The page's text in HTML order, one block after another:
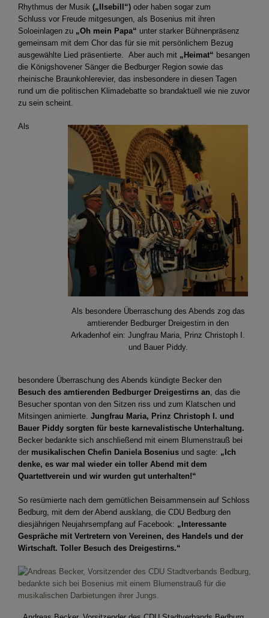
Rhythmus der Musik („Ilsebill“) oder haben sogar zum
Schluss vor Freude mitgesungen, als Bosenius mit ihren
Soloeinlagen zu „Oh mein Papa“ unter starker Bühnenpräsenz
gemeinsam mit dem Chor das für sie mit persönlichem Bezug
ausgewählte Lied präsentierte. Aber auch mit „Heimat“ besangen
die Königshovener Sänger die Bedburger Region sowie das
rheinische Braunkohlerevier, das insbesondere in diesen Tagen
rund um die politischen Klimadebatte so brandaktuell wie nie zuvor
zu sein scheint.
Als besondere Überraschung des Abends zog das
amtierender Bedburger Dreigestirn in den
Arkadenhof ein: Jungfrau Maria, Prinz Christoph I.
und Bauer Piddy.
Als
besondere Überraschung des Abends kündigte Becker den
Besuch des amtierenden Bedburger Dreigestirns an, das die
Besucher spontan von den Sitzen riss und zum Klatschen und
Mitsingen animierte. Jungfrau Maria, Prinz Christoph I. und
Bauer Piddy sorgten für beste karnevalistische Unterhaltung.
Becker bedankte sich anschließend mit einem Blumenstrauß bei
der musikalischen Chefin Daniela Bosenius und sagte: „Ich
denke, es war mal wieder ein toller Abend mit dem
Quartettverein und wir wurden gut unterhalten!“
So resümierte nach dem gemütlichen Beisammensein auf Schloss
Bedburg, mit dem der Abend ausklang, die CDU Bedburg den
diesjährigen Neujahrsempfang auf Facebook: „Interessante
Gespräche mit Vertretern von Vereinen, des Handels und der
Wirtschaft. Toller Besuch des Dreigestirns.“